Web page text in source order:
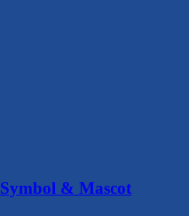
Symbol & Mascot